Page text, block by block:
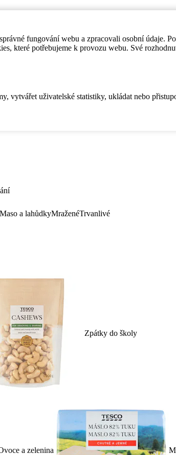
fungování webu a zpracovali osobní údaje.
které potřebujeme k provozu webu. Své
vytvářet uživatelské statistiky, ukládat nebo
Maso a lahůdkyMraženéTrvanlivé
Zpátky do školy
a zelenina